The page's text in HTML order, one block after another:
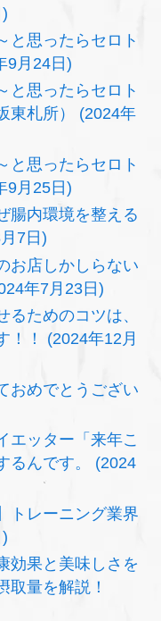
と思ったらセロト
9月24日)
と思ったらセロト
東札所） (2024年
と思ったらセロト
9月25日)
腸内環境を整える
7日)
お店しかしらない
年7月23日)
るためのコツは、
！！ (2024年12月
おめでとうござい
エッター「来年こ
るんです。 (2024
トレーニング業界
効果と美味しさを
取量を解説！